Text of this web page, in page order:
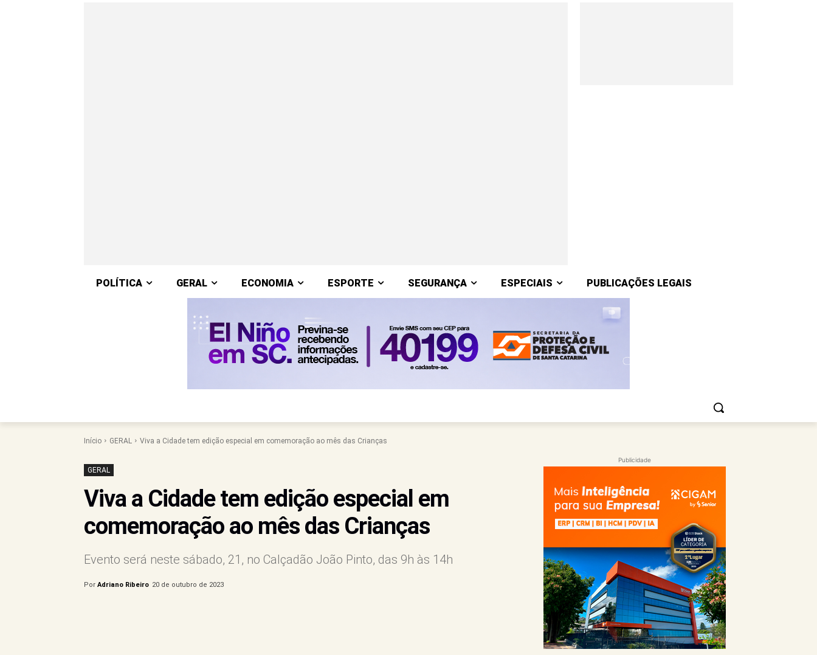
POLÍTICA GERAL ECONOMIA ESPORTE SEGURANÇA ESPECIAIS PUBLICAÇÕES LEGAIS
Início GERAL Viva a Cidade tem edição especial em comemoração ao mês das Crianças
GERAL
Viva a Cidade tem edição especial em
comemoração ao mês das Crianças
Evento será neste sábado, 21, no Calçadão João Pinto, das 9h às 14h
Por Adriano Ribeiro 20 de outubro de 2023
Publicidade